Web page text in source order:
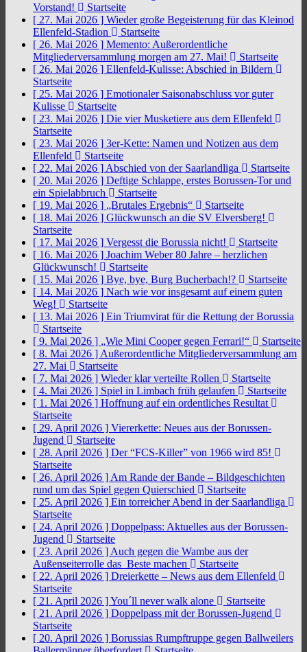
Vorstand!
Startseite
[ 27. Mai 2026 ] Wieder große Begeisterung für das Kleinod
Ellenfeld-Stadion
Startseite
[ 26. Mai 2026 ] Memento: Außerordentliche
Mitgliederversammlung morgen am 27. Mai!
Startseite
[ 26. Mai 2026 ] Ellenfeld-Kulisse: Abschied in Bildern
Startseite
[ 25. Mai 2026 ] Emotionaler Saisonabschluss vor guter
Kulisse
Startseite
[ 23. Mai 2026 ] Die vier Musketiere aus dem Ellenfeld
Startseite
[ 23. Mai 2026 ] 3er-Kette: Namen und Notizen aus dem
Ellenfeld
Startseite
[ 22. Mai 2026 ] Abschied von der Saarlandliga
Startseite
[ 20. Mai 2026 ] Deftige Schlappe, erstes Borussen-Tor und
ein Spielabbruch
Startseite
[ 19. Mai 2026 ] „Brutales Ergebnis“
Startseite
[ 18. Mai 2026 ] Glückwunsch an die SV Elversberg!
Startseite
[ 17. Mai 2026 ] Vergesst die Borussia nicht!
Startseite
[ 16. Mai 2026 ] Joachim Weber 80 Jahre – herzlichen
Glückwunsch!
Startseite
[ 15. Mai 2026 ] Bye, bye, Burg Bucherbach!?
Startseite
[ 14. Mai 2026 ] Nach wie vor insgesamt auf einem guten
Weg!
Startseite
[ 13. Mai 2026 ] Ein Triumvirat für die Rettung der Borussia
Startseite
[ 9. Mai 2026 ] „Wie Mini Cooper gegen Ferrari!“
Startseite
[ 8. Mai 2026 ] Außerordentliche Mitgliederversammlung am
27. Mai
Startseite
[ 7. Mai 2026 ] Wieder klar verteilte Rollen
Startseite
[ 4. Mai 2026 ] Spiel in Limbach früh gelaufen
Startseite
[ 1. Mai 2026 ] Hoffnung auf ein ordentliches Resultat
Startseite
[ 29. April 2026 ] Viererkette: Neues aus der Borussen-
Jugend
Startseite
[ 28. April 2026 ] Der “FCS-Killer” von 1966 wird 85!
Startseite
[ 26. April 2026 ] Am Rande der Bande – Bildgeschichten
rund um das Spiel gegen Quierschied
Startseite
[ 25. April 2026 ] Ein torreicher Abend in der Saarlandliga
Startseite
[ 24. April 2026 ] Doppelpass: Aktuelles aus der Borussen-
Jugend
Startseite
[ 23. April 2026 ] Auch gegen die Wambe aus der
Außenseiterrolle das Beste machen
Startseite
[ 22. April 2026 ] Dreierkette – News aus dem Ellenfeld
Startseite
[ 21. April 2026 ]You´ll never walk alone
Startseite
[ 21. April 2026 ] Doppelpass mit der Borussen-Jugend
Startseite
[ 20. April 2026 ] Borussias Rumpftruppe gegen Ballweilers